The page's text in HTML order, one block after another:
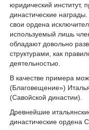
юридический институт,
династические
свои ордена
используемый лишь
обладают довольно
структурами, как
деятельностью.
В качестве примера
(Благовещение»)
(Савойской династии).
Древнейшие
династические ордена